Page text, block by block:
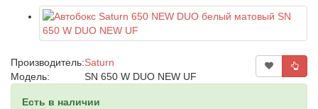
Производитель:Saturn
Модель:
SN 650 W DUO NEW UF
Есть в наличии